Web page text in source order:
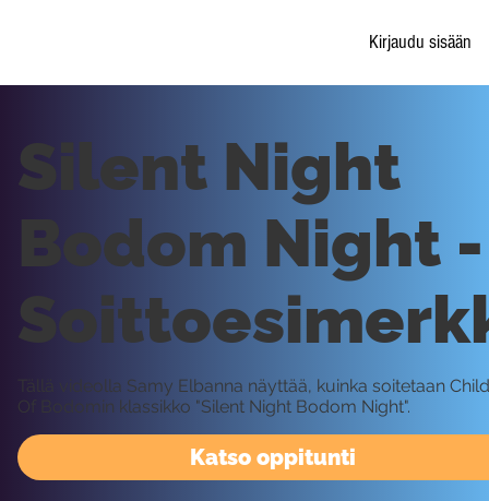
Kirjaudu sisään
Katso oppitunti
Silent Night
Bodom Night -
Tällä videolla Samy Elbanna näyttää, kuinka soitetaan
Of Bodomin klassikko "Silent Night Bodom Night".